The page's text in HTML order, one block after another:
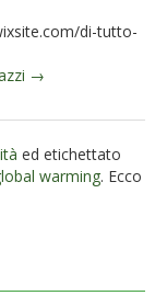
di-tutto-
→
ed etichettato
warming. Ecco